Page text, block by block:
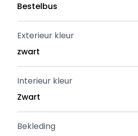
Bestelbus
Exterieur kleur
zwart
Interieur kleur
Zwart
Bekleding